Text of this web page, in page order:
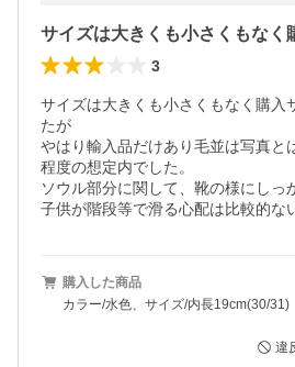
3
サイズは大きくも小さくもなく購入
たが
やはり輸入品だけあり毛並は写真と
程度の想定内でした。
ソウル部分に関して、靴の様にしっ
子供が階段等で滑る心配は比較的な
購入した商品
カラー/水色、サイズ/内長19cm(30/31)
違